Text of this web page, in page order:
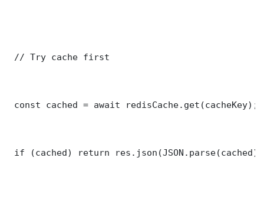
// Try cache first
const cached = await redisCache.get(cacheKey);
if (cached) return